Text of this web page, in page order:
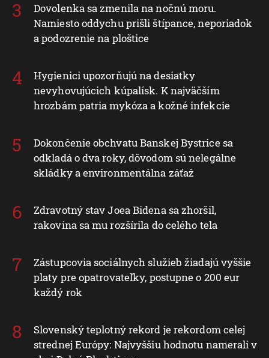
Dovolenka sa zmenila na nočnú moru.
Namiesto oddychu prišli štípance, neporiadok
a podozrenie na ploštice
Hygienici upozorňujú na desiatky
nevyhovujúcich kúpalísk. K najväčším
hrozbám patria mykóza a kožné infekcie
Dokončenie obchvatu Banskej Bystrice sa
odkladá o dva roky, dôvodom sú nelegálne
skládky a environmentálna záťaž
Zdravotný stav Joea Bidena sa zhoršil,
rakovina sa mu rozšírila do celého tela
Zástupcovia sociálnych služieb žiadajú vyššie
platy pre opatrovateľky, postupne o 200 eur
každý rok
Slovenský teplotný rekord je rekordom celej
strednej Európy: Najvyššiu hodnotu namerali v